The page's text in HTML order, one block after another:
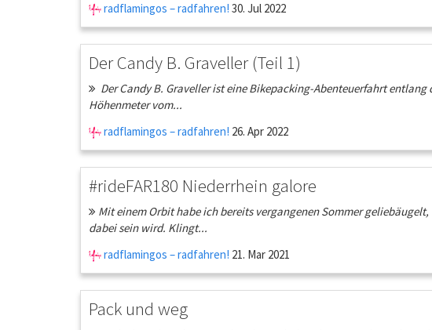
radflamingos – radfahren! 30. Jul 2022
Der Candy B. Graveller (Teil 1)
Der Candy B. Graveller ist eine Bikepacking-Abenteuerfahrt
Höhenmeter vom...
radflamingos – radfahren! 26. Apr 2022
#rideFAR180 Niederrhein galore
Mit einem Orbit habe ich bereits vergangenen Sommer
dabei sein wird. Klingt...
radflamingos – radfahren! 21. Mar 2021
Pack und weg